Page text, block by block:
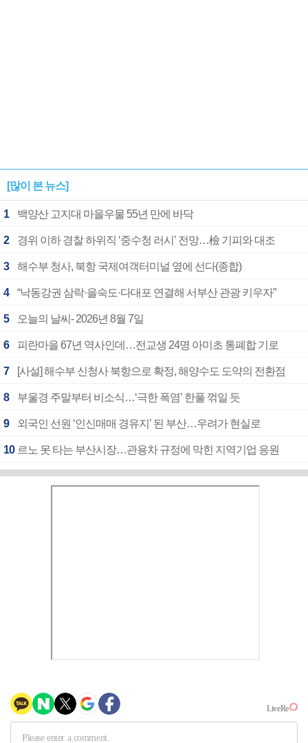
[많이 본 뉴스]
1 백양산 고지대 마을우물 55년 만에 바닥
2 경위 이하 경찰 하위직 ‘중수청 러시’ 전망…檢 기피와 대조
3 해수부 청사, 북항 국제여객터미널 옆에 선다(종합)
4 “낙동강권 삼락·을숙도·다대포 연결해 서부산 관광 키우자”
5 오늘의 날씨- 2026년 8월 7일
6 피란마을 67년 역사인데…전교생 24명 아미초 통폐합 기로
7 [사설] 해수부 신청사 북항으로 확정, 해양수도 도약의 전환점
8 부울경 주말부터 비소식…‘극한 폭염’ 한풀 꺾일 듯
9 외국인 선원 ‘인신매매 경유지’ 된 부산…우려가 현실로
10 르노 못 타는 부산시장…관용차 규정에 막힌 지역기업 응원